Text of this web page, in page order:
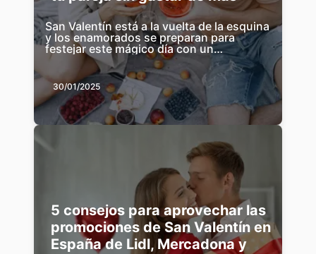
San Valentín está a la vuelta de la esquina
y los enamorados se preparan para
festejar este mágico día con un
encuentro romántico que puede incluir
cine, c...
30/01/2025
5 consejos para aprovechar las
promociones de San Valentín en
España de Lidl, Mercadona y